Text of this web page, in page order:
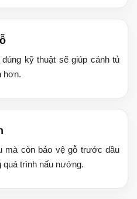
kỹ thuật sẽ giúp cánh tủ
hơn.
mà còn bảo vệ gỗ trước dầu
trình nấu nướng.